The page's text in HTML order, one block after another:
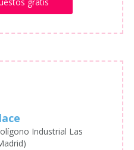
Industrial Las